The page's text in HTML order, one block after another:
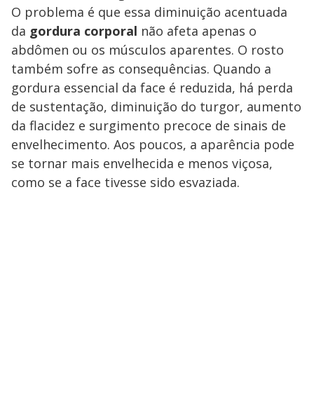
O problema é que essa diminuição acentuada
da gordura corporal não afeta apenas o
abdômen ou os músculos aparentes. O rosto
também sofre as consequências. Quando a
gordura essencial da face é reduzida, há perda
de sustentação, diminuição do turgor, aumento
da flacidez e surgimento precoce de sinais de
envelhecimento. Aos poucos, a aparência pode
se tornar mais envelhecida e menos viçosa,
como se a face tivesse sido esvaziada.